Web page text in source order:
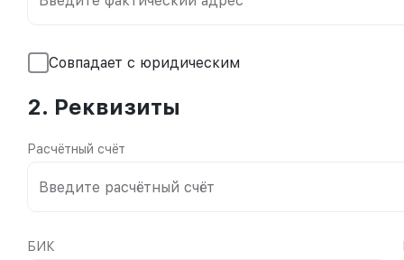
Совпадает с юридическим
2. Реквизиты
Расчётный счёт
БИК